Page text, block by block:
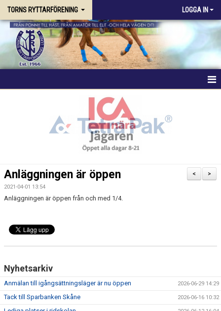
TORNS RYTTARFÖRENING LOGGA IN
STALLPLATS
ANLÄGGNING
KONTAKT
BLI SPONSOR!
>
<
Anläggningen är öppen
2021-04-01 13:54
Anläggningen är öppen från och med 1/4.
Nyhetsarkiv
Anmälan till igångsättningsläger är nu öppen 2026-06-29 14:29
Tack till Sparbanken Skåne 2026-06-16 10:32